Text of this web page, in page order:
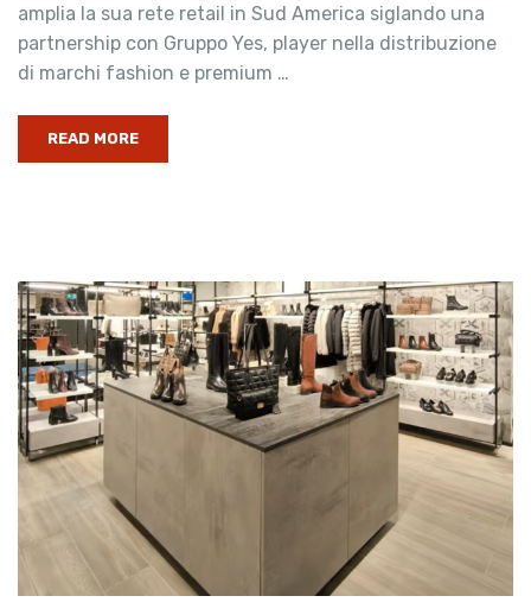
amplia la sua rete retail in Sud America siglando una
partnership con Gruppo Yes, player nella distribuzione
di marchi fashion e premium …
READ MORE